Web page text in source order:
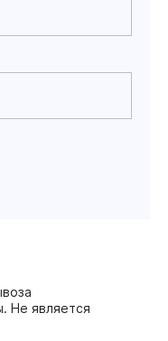
Не является